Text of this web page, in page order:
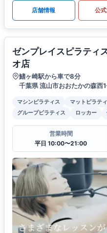
店舗情報 公
ゼンプレイスピラティ
オ店
鰭ヶ崎駅から車で8分
千葉県 流山市おおたかの森西
マシンピラティス マットピラテ
グループピラティス
ロッカー
営業時間
平日 10:00〜21:00